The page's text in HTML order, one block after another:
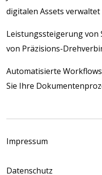
digitalen Assets verwaltet
Leistungssteigerung von
von Präzisions-
Automatisierte
Sie Ihre
Impressum
Datenschutz